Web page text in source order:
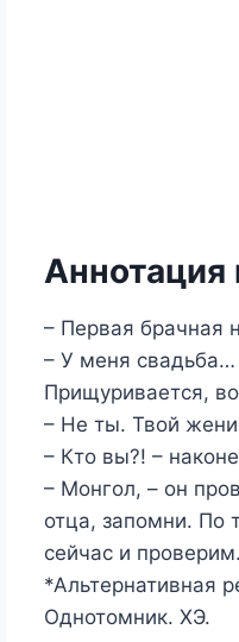
Аннотация
– Первая брачная
– У меня
Прищуривается,
– Не ты. Твой
– Кто вы?! –
– Монгол, – он
отца, запомни. По
сейчас и
*Альтернативная
Однотомник. ХЭ.